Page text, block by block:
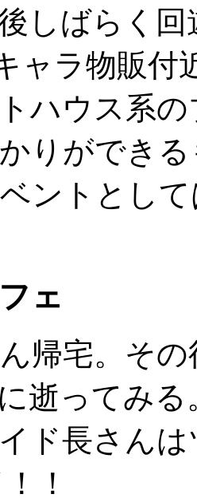
しばらく
ャラ物販付
ハウス系
りができ
ントとし
ェ
帰宅。そ
逝ってみる
ド長さん
！